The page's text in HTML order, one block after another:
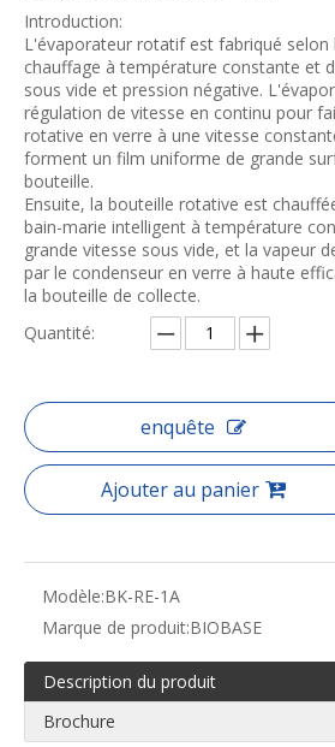
Introduction:
L'évaporateur rotatif est fabriqué selon
chauffage à température constante et
sous vide et pression négative.
régulation de vitesse en continu pour
rotative en verre à une vitesse
forment un film uniforme de grande
bouteille.
Ensuite, la bouteille rotative est
bain-marie intelligent à température
grande vitesse sous vide, et la vapeur
par le condenseur en verre à haute
la bouteille de collecte.
Quantité:
enquête
Ajouter au panier
Modèle:BK-RE-1A
Marque de produit:BIOBASE
Description du produit
Brochure